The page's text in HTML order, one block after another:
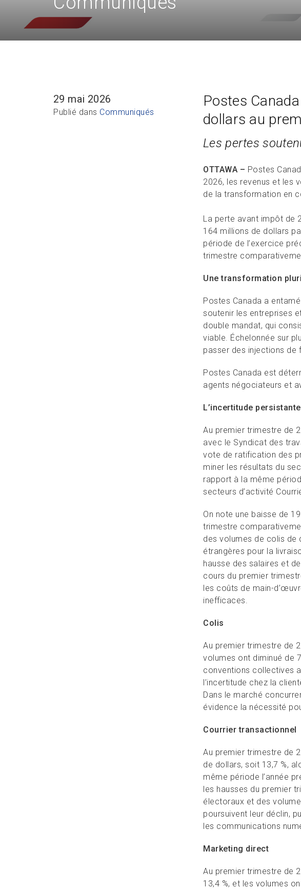
29 mai 2026
Publié dans Communiqués
Postes
dollars au
Les pertes
OTTAWA – Postes
2026, les revenus et les
de la transformation en
La perte avant impôt de
164 millions de dollars
période de l’exercice
trimestre
Une transformation
Postes Canada a
soutenir les entreprises
double mandat, qui
viable. Échelonnée sur
passer des injections de
Postes Canada est
agents négociateurs et
L’incertitude
Au premier trimestre de
avec le Syndicat des
vote de ratification des
miner les résultats du
rapport à la même
secteurs d’activité
On note une baisse de
trimestre
des volumes de colis de
étrangères pour la
hausse des salaires et
cours du premier
les coûts de main-
inefficaces.
Colis
Au premier trimestre de
volumes ont diminué de
conventions collectives
l’incertitude chez la
Dans le marché
évidence la nécessité
Courrier transactionnel
Au premier trimestre de
de dollars, soit 13,7 %,
même période l’année
les hausses du premier
électoraux et des
poursuivent leur déclin,
les communications
Marketing direct
Au premier trimestre de
13,4 %, et les volumes